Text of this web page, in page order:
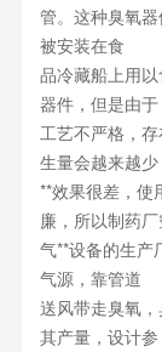
管。这种臭氧
被安装在食
品冷藏船上用
器件，但是由于
工艺不严格，
生量会越来越少
**效果很差，使
廉，所以制药
气**设备的生产
气源，靠管道
送风带走臭氧
其产量，设计参